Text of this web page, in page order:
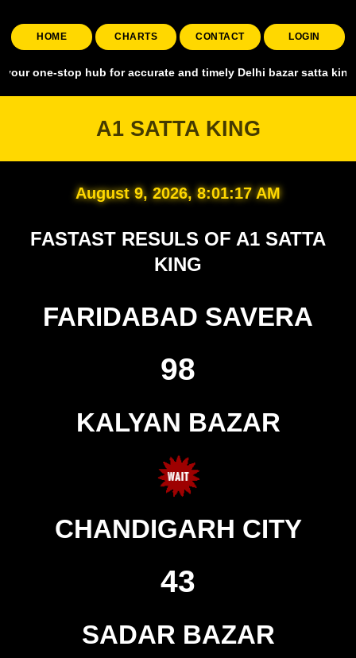
HOME CHARTS CONTACT LOGIN
hub for accurate and timely Delhi bazar satta king,
A1 SATTA KING
August 9, 2026, 8:01:18 AM
FASTAST RESULS OF A1 SATTA
KING
FARIDABAD SAVERA
98
KALYAN BAZAR
CHANDIGARH CITY
43
SADAR BAZAR